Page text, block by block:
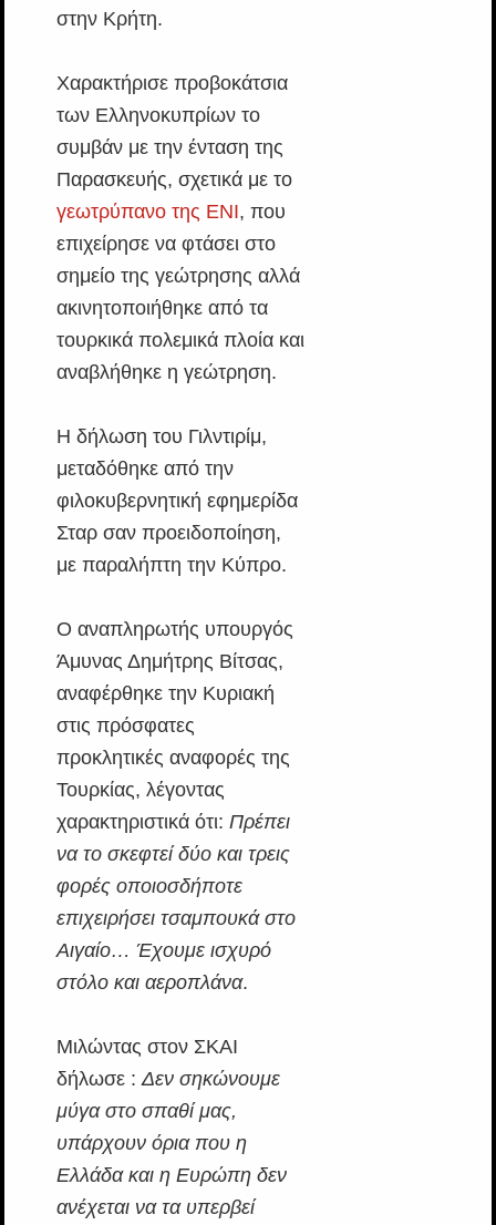
στην Κρήτη.
Χαρακτήρισε προβοκάτσια
των Ελληνοκυπρίων το
συμβάν με την ένταση της
Παρασκευής, σχετικά με το
γεωτρύπανο της ΕΝΙ, που
επιχείρησε να φτάσει στο
σημείο της γεώτρησης αλλά
ακινητοποιήθηκε από τα
τουρκικά πολεμικά πλοία και
αναβλήθηκε η γεώτρηση.
Η δήλωση του Γιλντιρίμ,
μεταδόθηκε από την
φιλοκυβερνητική εφημερίδα
Σταρ σαν προειδοποίηση,
με παραλήπτη την Κύπρο.
Ο αναπληρωτής υπουργός
Άμυνας Δημήτρης Βίτσας,
αναφέρθηκε την Κυριακή
στις πρόσφατες
προκλητικές αναφορές της
Τουρκίας, λέγοντας
χαρακτηριστικά ότι: Πρέπει
να το σκεφτεί δύο και τρεις
φορές οποιοσδήποτε
επιχειρήσει τσαμπουκά στο
Αιγαίο… Έχουμε ισχυρό
στόλο και αεροπλάνα.
Μιλώντας στον ΣΚΑΙ
δήλωσε :Δεν σηκώνουμε
μύγα στο σπαθί μας,
υπάρχουν όρια που η
Ελλάδα και η Ευρώπη δεν
ανέχεται να τα υπερβεί